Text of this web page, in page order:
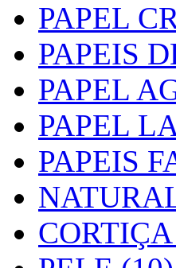
PAPEL
PAPEIS
PAPEL
PAPEL
PAPEIS